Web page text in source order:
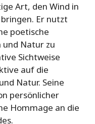
Art, den Wind in
Er nutzt
poetische
und Natur zu
Sichtweise
auf die
Natur. Seine
persönlicher
Hommage an die